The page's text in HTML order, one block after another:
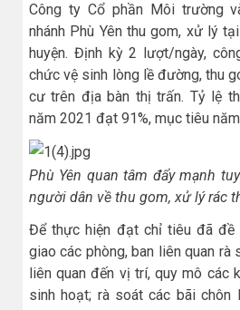
Công ty Cổ phần Môi trường
nhánh Phù Yên thu gom, xử lý
huyện. Định kỳ 2 lượt/ngày,
chức vệ sinh lòng lề đường, thu
cư trên địa bàn thị trấn. Tỷ lệ
năm 2021 đạt 91%, mục tiêu
Phù Yên quan tâm đẩy mạnh
người dân về thu gom, xử lý rác
Để thực hiện đạt chỉ tiêu đã đề
giao các phòng, ban liên quan rà
liên quan đến vị trí, quy mô các
sinh hoạt; rà soát các bãi chôn